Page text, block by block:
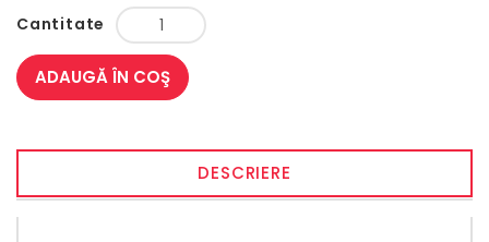
Cantitate
ADAUGĂ ÎN COŞ
DESCRIERE